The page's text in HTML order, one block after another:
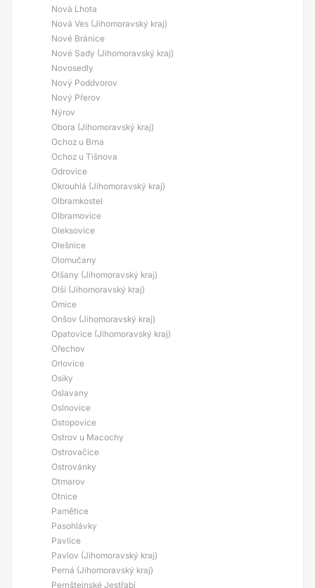
Nová Lhota
Nová Ves (Jihomoravský kraj)
Nové Bránice
Nové Sady (Jihomoravský kraj)
Novosedly
Nový Poddvorov
Nový Přerov
Nýrov
Obora (Jihomoravský kraj)
Ochoz u Brna
Ochoz u Tišnova
Odrovice
Okrouhlá (Jihomoravský kraj)
Olbramkostel
Olbramovice
Oleksovice
Olešnice
Olomučany
Olšany (Jihomoravský kraj)
Olší (Jihomoravský kraj)
Omice
Onšov (Jihomoravský kraj)
Opatovice (Jihomoravský kraj)
Ořechov
Orlovice
Osiky
Oslavany
Oslnovice
Ostopovice
Ostrov u Macochy
Ostrovačice
Ostrovánky
Otmarov
Otnice
Pamětice
Pasohlávky
Pavlice
Pavlov (Jihomoravský kraj)
Perná (Jihomoravský kraj)
Pernštejnské Jestřabí